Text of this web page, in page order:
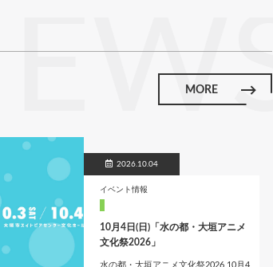
o
e
Li
n
MORE
2026.10.04
イベント情報
10月4日(日)「水の都・大垣アニメ
文化祭2026」
水の都・大垣アニメ文化祭2026 10月4